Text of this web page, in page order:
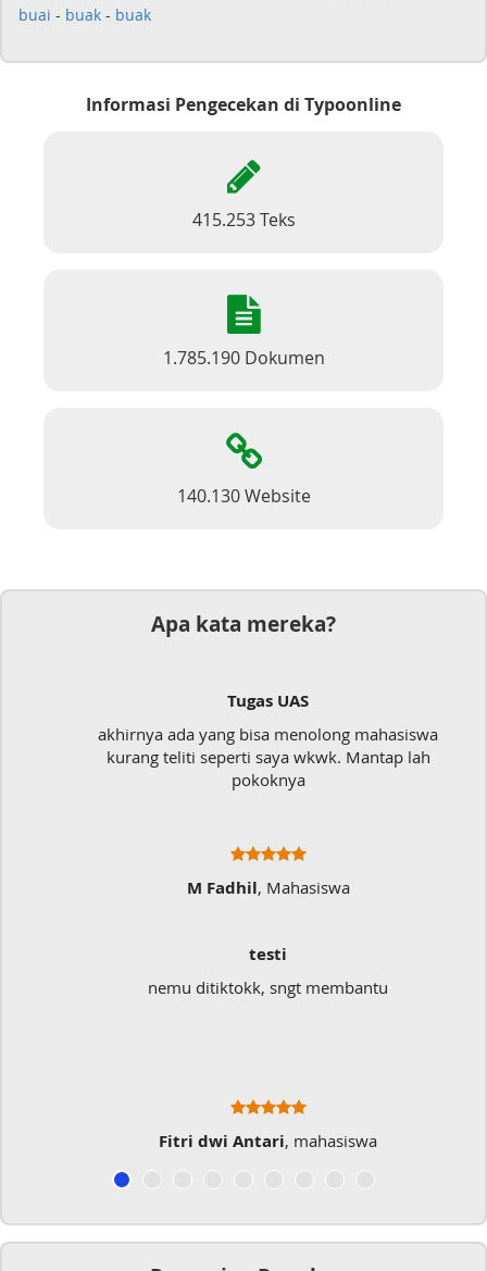
buai - buak - buak
Informasi Pengecekan di Typoonline
415.253 Teks
1.785.190 Dokumen
140.130 Website
Apa kata mereka?
Tugas UAS
akhirnya ada yang bisa menolong mahasiswa
kurang teliti seperti saya wkwk. Mantap lah
pokoknya
M Fadhil, Mahasiswa
testi
nemu ditiktokk, sngt membantu
Fitri dwi Antari, mahasiswa